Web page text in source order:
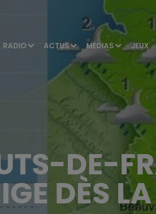
RADIO ACTUS MÉDIAS JEUX
DE-
DÈS